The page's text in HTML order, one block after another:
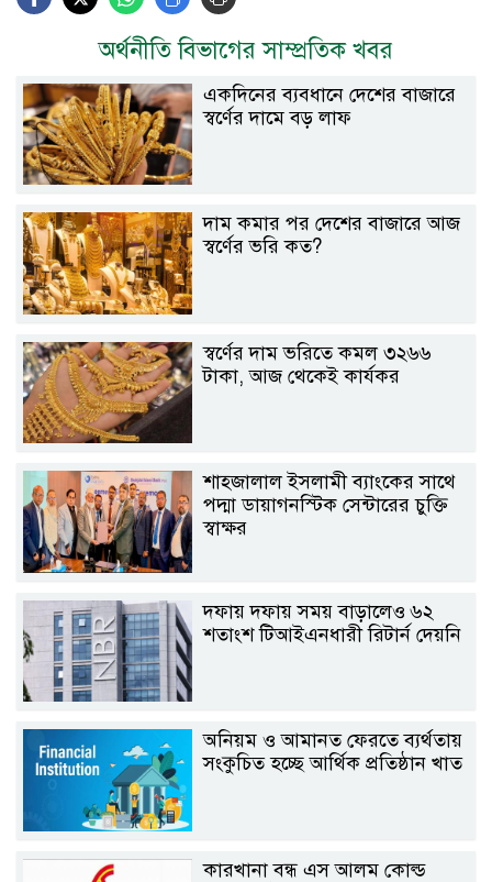
অর্থনীতি বিভাগের সাম্প্রতিক খবর
একদিনের ব্যবধানে দেশের বাজারে
স্বর্ণের দামে বড় লাফ
দাম কমার পর দেশের বাজারে আজ
স্বর্ণের ভরি কত?
স্বর্ণের দাম ভরিতে কমল ৩২৬৬
টাকা, আজ থেকেই কার্যকর
শাহ্জালাল ইসলামী ব্যাংকের সাথে
পদ্মা ডায়াগনস্টিক সেন্টারের চুক্তি
স্বাক্ষর
দফায় দফায় সময় বাড়ালেও ৬২
শতাংশ টিআইএনধারী রিটার্ন দেয়নি
অনিয়ম ও আমানত ফেরতে ব্যর্থতায়
সংকুচিত হচ্ছে আর্থিক প্রতিষ্ঠান খাত
কারখানা বন্ধ এস আলম কোল্ড